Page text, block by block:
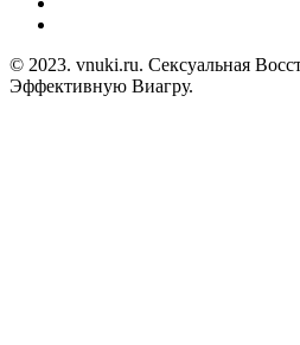
© 2023. vnuki.ru. Сексуальная
Эффективную Виагру.